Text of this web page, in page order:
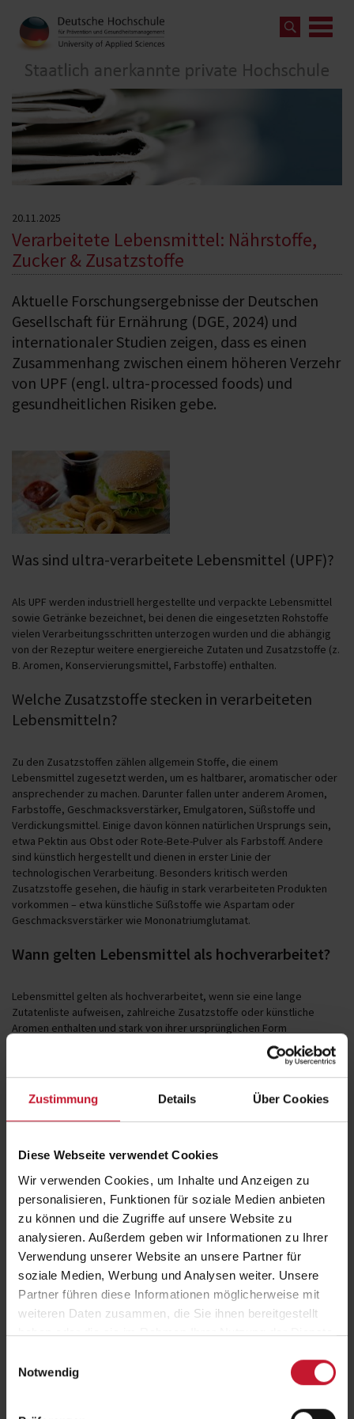
Zustimmung Details Über Cookies
Diese Webseite verwendet Cookies
Wir verwenden Cookies, um Inhalte und Anzeigen zu
personalisieren, Funktionen für soziale Medien anbieten
zu können und die Zugriffe auf unsere Website zu
analysieren. Außerdem geben wir Informationen zu Ihrer
Verwendung unserer Website an unsere Partner für
soziale Medien, Werbung und Analysen weiter. Unsere
Partner führen diese Informationen möglicherweise mit
weiteren Daten zusammen, die Sie ihnen bereitgestellt
haben oder die sie im Rahmen Ihrer Nutzung der Dienste
Notwendig
20.11.2025
Verarbeitete Lebensmittel: Nährstoffe,
Zucker & Zusatzstoffe
Aktuelle Forschungsergebnisse der Deutschen
Gesellschaft für Ernährung (DGE, 2024) und
internationaler Studien zeigen, dass es einen
Zusammenhang zwischen einem höheren Verzehr
von UPF (engl. ultra-processed foods) und
gesundheitlichen Risiken gebe.
Was sind ultra-verarbeitete Lebensmittel (UPF)?
Als UPF werden industriell hergestellte und verpackte Lebensmittel
sowie Getränke bezeichnet, bei denen die eingesetzten Rohstoffe
vielen Verarbeitungsschritten unterzogen wurden und die abhängig
von der Rezeptur weitere energiereiche Zutaten und Zusatzstoffe (z.
B. Aromen, Konservierungsmittel, Farbstoffe) enthalten.
Welche Zusatzstoffe stecken in verarbeiteten
Lebensmitteln?
Zu den Zusatzstoffen zählen allgemein Stoffe, die einem
Lebensmittel zugesetzt werden, um es haltbarer, aromatischer oder
ansprechender zu machen. Darunter fallen unter anderem Aromen,
Farbstoffe, Geschmacksverstärker, Emulgatoren, Süßstoffe und
Verdickungsmittel. Einige davon können natürlichen Ursprungs sein,
etwa Pektin aus Obst oder Rote-Bete-Pulver als Farbstoff. Andere
sind künstlich hergestellt und dienen in erster Linie der
technologischen Verarbeitung. Besonders kritisch werden
Zusatzstoffe gesehen, die häufig in stark verarbeiteten Produkten
vorkommen – etwa künstliche Süßstoffe wie Aspartam oder
Geschmacksverstärker wie Mononatriumglutamat.
Wann gelten Lebensmittel als hochverarbeitet?
Lebensmittel gelten als hochverarbeitet, wenn sie eine lange
Zutatenliste aufweisen, zahlreiche Zusatzstoffe oder künstliche
Aromen enthalten und stark von ihrer ursprünglichen Form
abweichen. Typische Beispiele sind Softdrinks, Fertiggerichte,
Snacks oder Instantprodukte. Sie enthalten oft hohe Mengen an
Zucker, Fett, Salz und Zusatzstoffen, die das natürliche
Sättigungsgefühl beeinträchtigen und die Energieaufnahme erhöhen
können.
ist
Besonders beim Zucker ist Vorsicht geboten: Er steckt nicht nur in
offensichtlichen Süßigkeiten, sondern oft auch „versteckt“ in
Produkten wie Fruchtjoghurts, Müslis, Ketchup, Fertigsaucen oder
Wurstwaren. Auf der Zutatenliste erscheint Zucker in vielen Varianten,
etwa als Glukose, Fruktose, Dextrose oder Maissirup. Laut der
Weltgesundheitsorganisation (WHO) sollten höchstens 10 % der
täglichen Energiezufuhr aus freiem Zucker stammen – besser sind
unter 5 %, was etwa 25 g Zucker pro Tag entspricht.
Der UPF-Verzehr wird in der Literatur mit Übergewicht, Adipositas und
chronischen Erkrankungen wie Herz-Kreislauf-Erkrankungen, Diabetes